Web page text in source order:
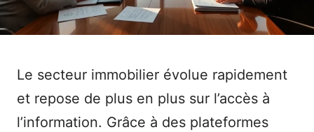
Le secteur immobilier évolue rapidement
et repose de plus en plus sur l’accès à
l’information. Grâce à des plateformes